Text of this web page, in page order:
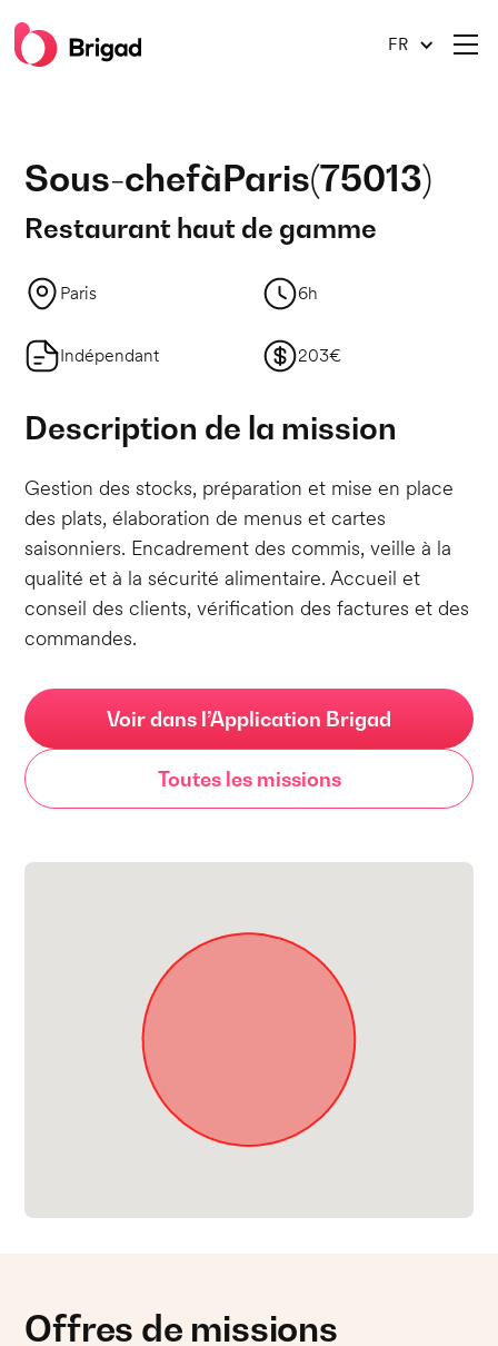
FR
Sous-chefàParis(75013)
Restaurant haut de gamme
Paris 6h
Indépendant 203€
Description de la mission
Gestion des stocks, préparation et mise en place
des plats, élaboration de menus et cartes
saisonniers. Encadrement des commis, veille à la
qualité et à la sécurité alimentaire. Accueil et
conseil des clients, vérification des factures et des
commandes.
Voir dans l’Application Brigad
Toutes les missions
Offres de missions